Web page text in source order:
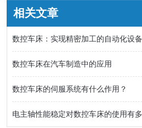
相关文章
数控车床：实现精密加工的自动化设备
数控车床在汽车制造中的应用
数控车床的伺服系统有什么作用？